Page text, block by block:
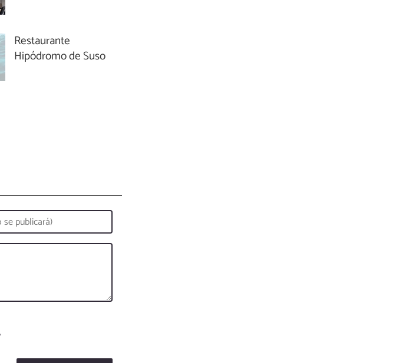
Restaurante
Hipódromo de Suso